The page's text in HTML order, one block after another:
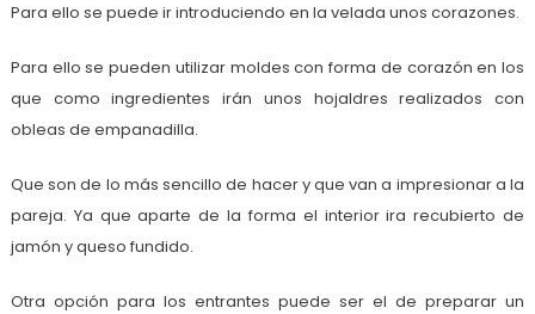
Para ello se puede ir introduciendo en la velada unos corazones.
Para ello se pueden utilizar moldes con forma de corazón en los
que como ingredientes irán unos hojaldres realizados con
obleas de empanadilla.
Que son de lo más sencillo de hacer y que van a impresionar a la
pareja. Ya que aparte de la forma el interior ira recubierto de
jamón y queso fundido.
Otra opción para los entrantes puede ser el de preparar un